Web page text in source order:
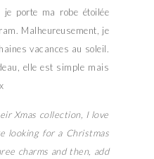
porte ma robe étoilée
Malheureusement, je
vacances au soleil.
elle est simple mais
Xmas collection, I love
looking for a Christmas
charms and then, add